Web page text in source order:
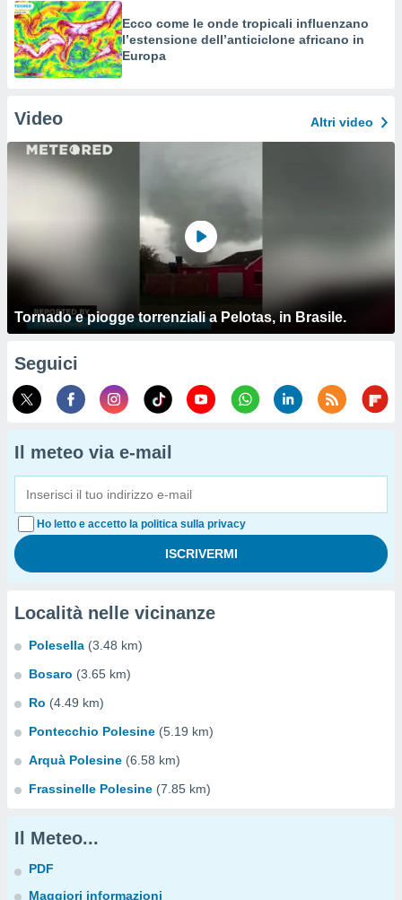
Ecco come le onde tropicali influenzano
l’estensione dell’anticiclone africano in
Europa
Video Altri video
Tornado e piogge torrenziali a Pelotas, in Brasile.
Seguici
Il meteo via e-mail
Ho letto e accetto la politica sulla privacy
Località nelle vicinanze
Polesella (3.48 km)
Bosaro (3.65 km)
Ro (4.49 km)
Pontecchio Polesine (5.19 km)
Arquà Polesine (6.58 km)
Frassinelle Polesine (7.85 km)
Il Meteo...
PDF
Maggiori informazioni